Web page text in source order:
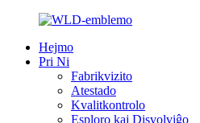
Hejmo
Pri Ni
Fabrikvizito
Atestado
Kvalitkontrolo
Esploro kaj Disvolviĝo